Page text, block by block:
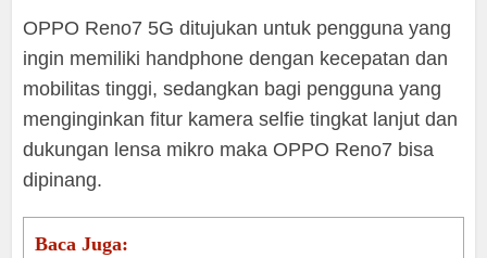
OPPO Reno7 5G ditujukan untuk pengguna yang
ingin memiliki handphone dengan kecepatan dan
mobilitas tinggi, sedangkan bagi pengguna yang
menginginkan fitur kamera selfie tingkat lanjut dan
dukungan lensa mikro maka OPPO Reno7 bisa
dipinang.
Baca Juga: